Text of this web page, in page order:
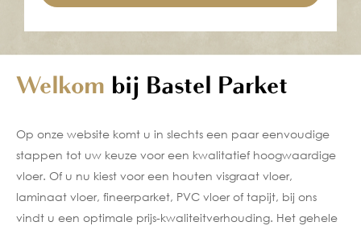
Welkom bij Bastel Parket
Op onze website komt u in slechts een paar eenvoudige
stappen tot uw keuze voor een kwalitatief hoogwaardige
vloer. Of u nu kiest voor een houten visgraat vloer,
laminaat vloer, fineerparket, PVC vloer of tapijt, bij ons
vindt u een optimale prijs-kwaliteitverhouding. Het gehele